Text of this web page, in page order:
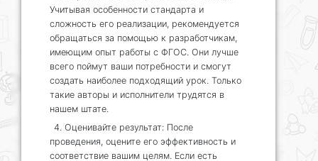
Учитывая особенности стандарта и
сложность его реализации, рекомендуется
обращаться за помощью к разработчикам,
имеющим опыт работы с ФГОС. Они лучше
всего поймут ваши потребности и смогут
создать наиболее подходящий урок. Только
такие авторы и исполнители трудятся в
нашем штате.
4. Оценивайте результат: После
проведения, оцените его эффективность и
соответствие вашим целям. Если есть